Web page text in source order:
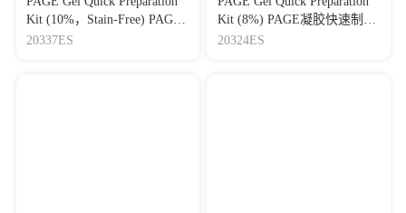
Kit (10%，Stain-Free) PAGE
凝胶快速制备试剂盒
20337ES
Kit (8%) PAGE凝胶快速制备
试剂盒（8%）
20324ES